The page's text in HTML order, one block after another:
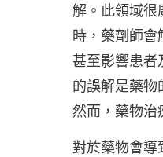
解。此領域很
時，藥劑師會
甚至影響患
的誤解是藥物
然而，藥物治
對於藥物會導